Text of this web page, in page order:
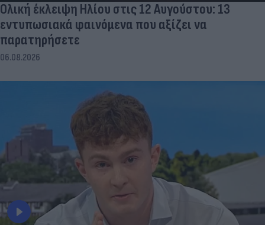
Ολική έκλειψη Ηλίου στις 12 Αυγούστου: 13
εντυπωσιακά φαινόμενα που αξίζει να
παρατηρήσετε
06.08.2026